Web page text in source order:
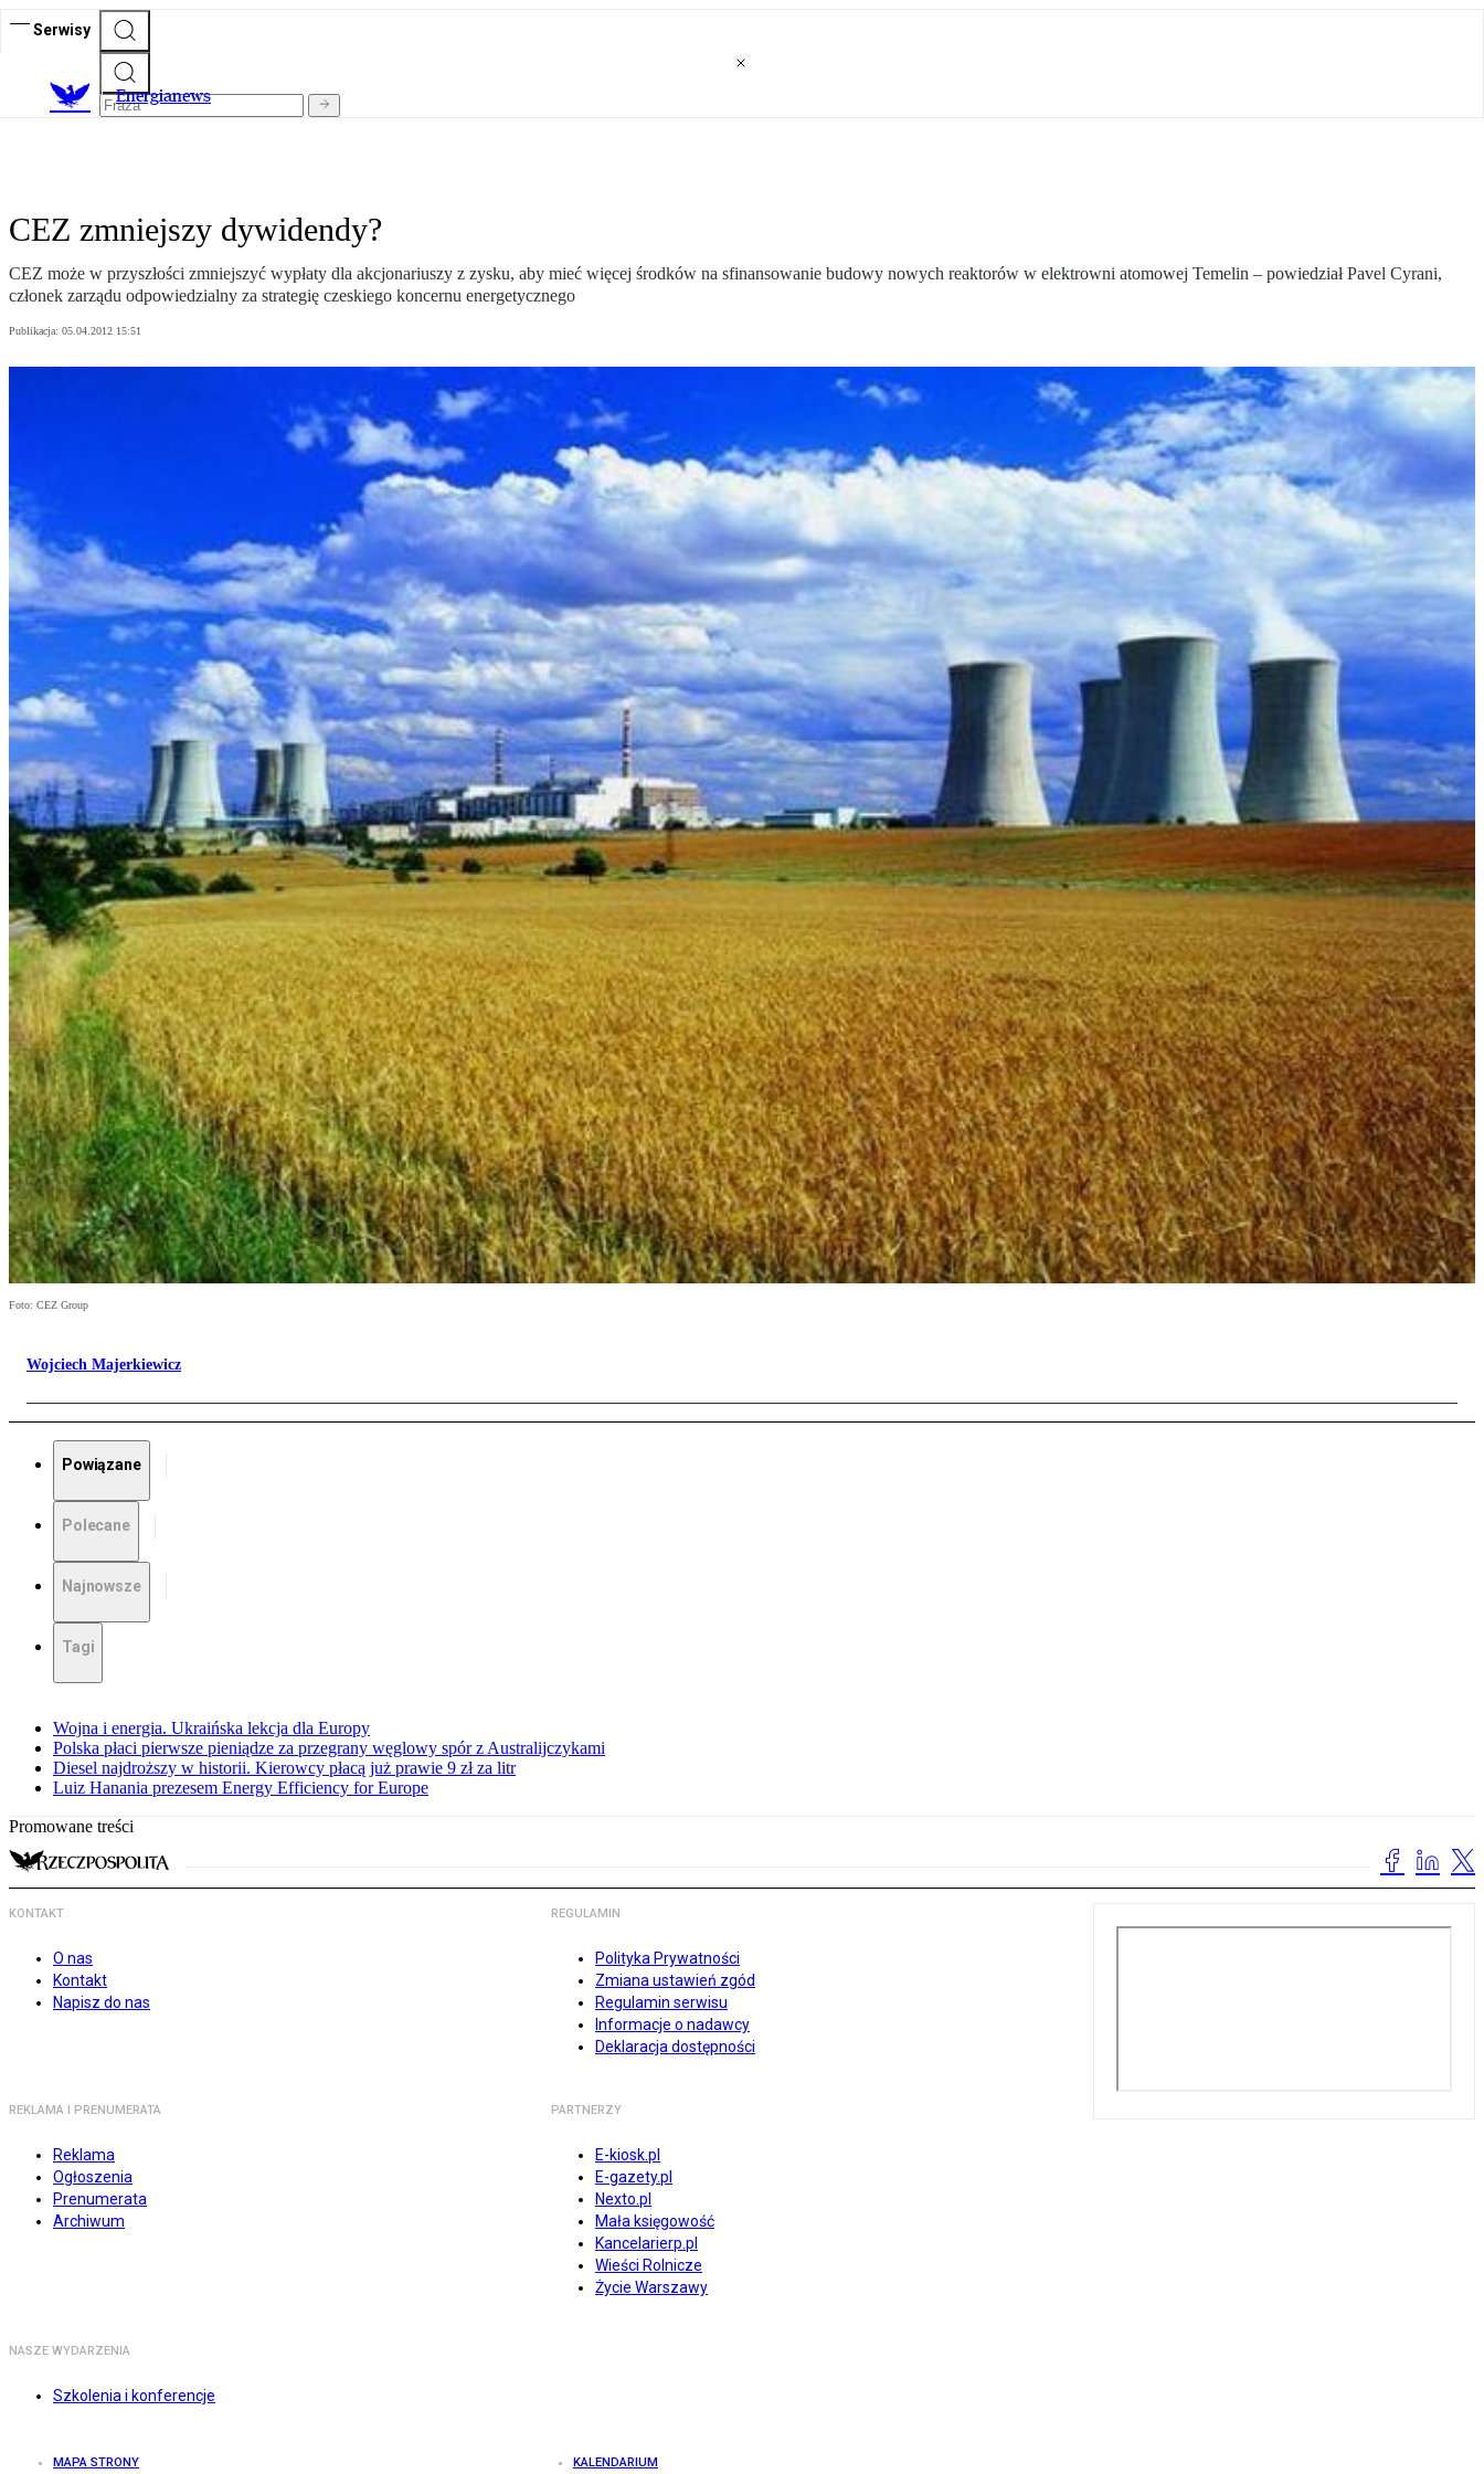
Serwisy
Energianews
CEZ zmniejszy dywidendy?
CEZ może w przyszłości zmniejszyć wypłaty dla akcjonariuszy z zysku, aby mieć więcej środków na sfinansowanie budowy nowych reaktorów w elektrowni atomowej Temelin – powiedział Pavel Cyrani,
członek zarządu odpowiedzialny za strategię czeskiego koncernu energetycznego
Publikacja: 05.04.2012 15:51
Foto: CEZ Group
Wojciech Majerkiewicz
Powiązane
Polecane
Najnowsze
Tagi
Wojna i energia. Ukraińska lekcja dla Europy
Polska płaci pierwsze pieniądze za przegrany węglowy spór z Australijczykami
Diesel najdroższy w historii. Kierowcy płacą już prawie 9 zł za litr
Luiz Hanania prezesem Energy Efficiency for Europe
Promowane treści
KONTAKT
O nas
Kontakt
Napisz do nas
REGULAMIN
Polityka Prywatności
Zmiana ustawień zgód
Regulamin serwisu
Informacje o nadawcy
Deklaracja dostępności
REKLAMA I PRENUMERATA
Reklama
Ogłoszenia
Prenumerata
Archiwum
PARTNERZY
E-kiosk.pl
E-gazety.pl
Nexto.pl
Mała księgowość
Kancelarierp.pl
Wieści Rolnicze
Życie Warszawy
NASZE WYDARZENIA
Szkolenia i konferencje
MAPA STRONY KALENDARIUM